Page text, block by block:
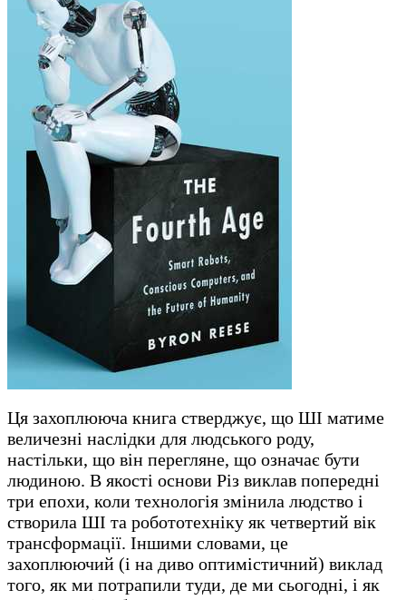
Ця захоплююча книга стверджує, що ШІ матиме
величезні наслідки для людського роду,
настільки, що він перегляне, що означає бути
людиною. В якості основи Різ виклав попередні
три епохи, коли технологія змінила людство і
створила ШІ та робототехніку як четвертий вік
трансформації. Іншими словами, це
захоплюючий (і на диво оптимістичний) виклад
того, як ми потрапили туди, де ми сьогодні, і як